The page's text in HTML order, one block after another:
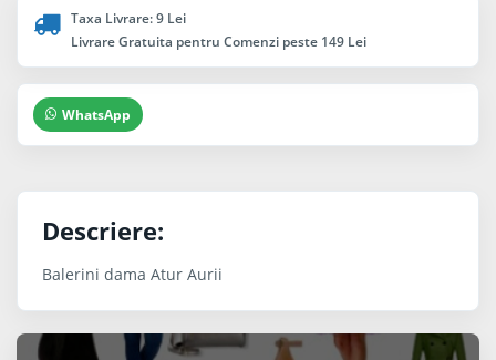
Taxa Livrare: 9 Lei
Livrare Gratuita pentru Comenzi peste 149 Lei
WhatsApp
Descriere:
Balerini dama Atur Aurii